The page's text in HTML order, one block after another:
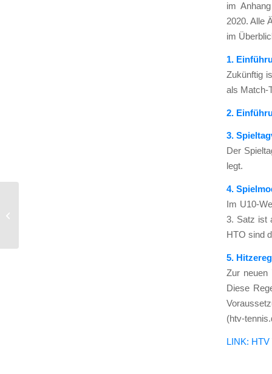
im
2020. Alle
im
1.
Zukünf­tig
als Match-
2.
3.
Der
legt.
4.
Im U10-
3. Satz ist
HTO sind
5.
Zur neu­en
Die­se
(htv-
LINK: HTV